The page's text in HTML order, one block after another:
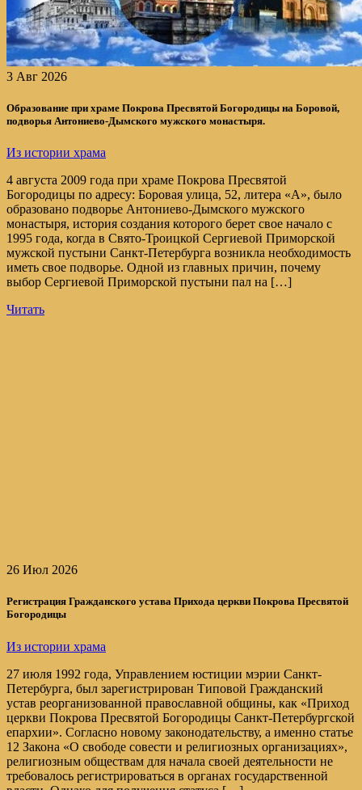
3 Авг 2026
Образование при храме Покрова Пресвятой Богородицы на Боровой,
подворья Антониево-Дымского мужского монастыря.
Из истории храма
4 августа 2009 года при храме Покрова Пресвятой
Богородицы по адресу: Боровая улица, 52, литера «А», было
образовано подворье Антониево-Дымского мужского
монастыря, история создания которого берет свое начало с
1995 года, когда в Свято-Троицкой Сергиевой Приморской
мужской пустыни Санкт-Петербурга возникла необходимость
иметь свое подворье. Одной из главных причин, почему
выбор Сергиевой Приморской пустыни пал на […]
Читать
26 Июл 2026
Регистрация Гражданского устава Прихода церкви Покрова Пресвятой
Богородицы
Из истории храма
27 июля 1992 года, Управлением юстиции мэрии Санкт-
Петербурга, был зарегистрирован Типовой Гражданский
устав реорганизованной православной общины, как «Приход
церкви Покрова Пресвятой Богородицы Санкт-Петербургской
епархии». Согласно новому законодательству, а именно статье
12 Закона «О свободе совести и религиозных организациях»,
религиозным обществам для начала своей деятельности не
требовалось регистрироваться в органах государственной